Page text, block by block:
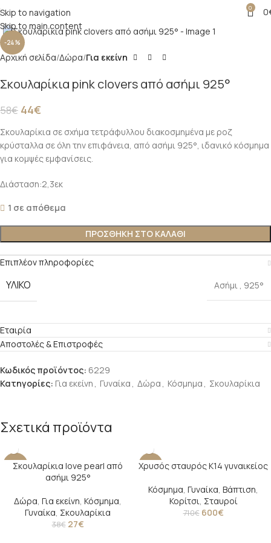
Skip to navigation
Skip to main content
0 0
-24%
Click to enlarge
Αρχική σελίδα Δώρα Για εκείνη
Σκουλαρίκια pink clovers από ασήμι 925°
58€ 44€
Σκουλαρίκια σε σχήμα τετράφυλλου διακοσμημένα με ροζ
κρύσταλλα σε όλη την επιφάνεια, από ασήμι 925°, ιδανικό κόσμημα
για κομψές εμφανίσεις.
Διάσταση:2,3εκ
1 σε απόθεμα
ΠΡΟΣΘΉΚΗ ΣΤΟ ΚΑΛΆΘΙ
Επιπλέον πληροφορίες
ΥΛΙΚΌ Ασήμι , 925°
Εταιρία
Αποστολές & Επιστροφές
Κωδικός προϊόντος: 6229
Κατηγορίες: Για εκείνη , Γυναίκα , Δώρα , Κόσμημα , Σκουλαρίκια
Σχετικά προϊόντα
-29%
Σκουλαρίκια love pearl από
ασήμι 925°
Δώρα, Για εκείνη, Κόσμημα,
Γυναίκα, Σκουλαρίκια
38€ 27€
-15%
Χρυσός σταυρός Κ14 γυναικείος
Κόσμημα, Γυναίκα, Βάπτιση,
Κορίτσι, Σταυροί
710€ 600€